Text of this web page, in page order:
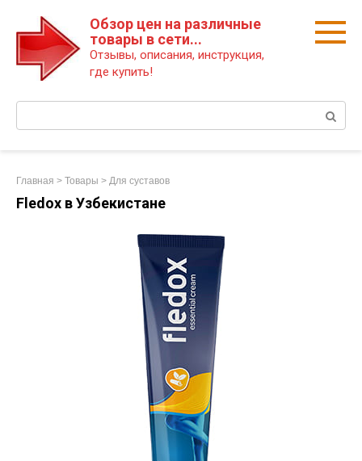
Обзор цен на различные
товары в сети...
Отзывы, описания, инструкция,
где купить!
Главная > Товары > Для суставов
Fledox в Узбекистане